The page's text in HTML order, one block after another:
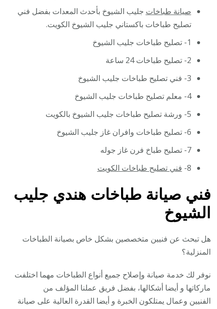
صيانة طباخات جليب الشيوخ بأحدث المعدات بفضل فني
تصليح طباخات باكستاني جليب الشيوخ الكويت.
1- تصليح طباخات جليب الشيوخ
2- تصليح طباخات 24 ساعة
3- فني تصليح طباخات جليب الشيوخ
4- معلم تصليح طباخات جليب الشيوخ
5- ورشة تصليح طباخات جليب الشيوخ بالكويت
6- تصليح طباخات وافران غاز جليب الشيوخ
7- تصليح طباخ فرن غاز جوله
8- فني تصليح طباخات الكويت
فني صيانة طباخات هندي جليب
الشيوخ
هل تبحث عن فنيين متخصصين بشكل خاص بصيانة الطباخات
المنزلية؟
نوفر لك خدمة صيانة وإصلاح جميع أنواع الطباخات مهما اختلفت
ماركاتها و أيضا أشكالها، بفضل فريق عملنا المؤلف من
الفنيين وعمال يمتلكون الخبرة و أيضا القدرة العالية على صيانة